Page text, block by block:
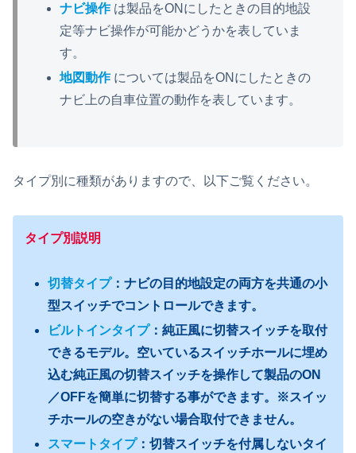
ナビ操作 は製品をONにしたときの目的地設
定等ナビ操作が可能かどうかを表していま
す。
地図動作 については製品をONにしたときの
ナビ上の自車位置の動作を表しています。
タイプ別に種類がありますので、以下ご覧ください。
タイプ別説明
切替タイプ：ナビの目的地設定の両方を共通の小
型スイッチでコントロールできます。
ビルトインタイプ：純正風に切替スイッチを取付
できるモデル。空いているスイッチホールに埋め
込む純正風の切替スイッチを操作して製品のON
／OFFを簡単に切替する事ができます。※スイッ
チホールの空きがない場合取付できません。
スマートタイプ：切替スイッチを付属しないタイ